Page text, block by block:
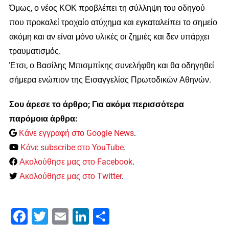
Όμως, ο νέος ΚΟΚ προβλέπει τη σύλληψη του οδηγού
που προκαλεί τροχαίο ατύχημα και εγκαταλείπει το σημείο
ακόμη και αν είναι μόνο υλικές οι ζημιές και δεν υπάρχει
τραυματισμός.
Έτσι, ο Βασίλης Μπισμπίκης συνελήφθη και θα οδηγηθεί
σήμερα ενώπιον της Εισαγγελίας Πρωτοδικών Αθηνών.
Σου άρεσε το άρθρο; Για ακόμα περισσότερα
παρόμοια άρθρα:
Κάνε εγγραφή στο Google News.
Κάνε subscribe στο YouTube.
Ακολούθησε μας στο Facebook.
Ακολούθησε μας στο Twitter.
Facebook
Twitter Email LinkedIn